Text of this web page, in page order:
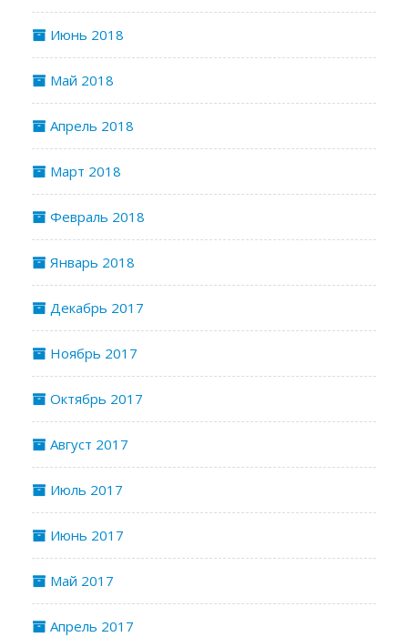
Июнь 2018
Май 2018
Апрель 2018
Март 2018
Февраль 2018
Январь 2018
Декабрь 2017
Ноябрь 2017
Октябрь 2017
Август 2017
Июль 2017
Июнь 2017
Май 2017
Апрель 2017